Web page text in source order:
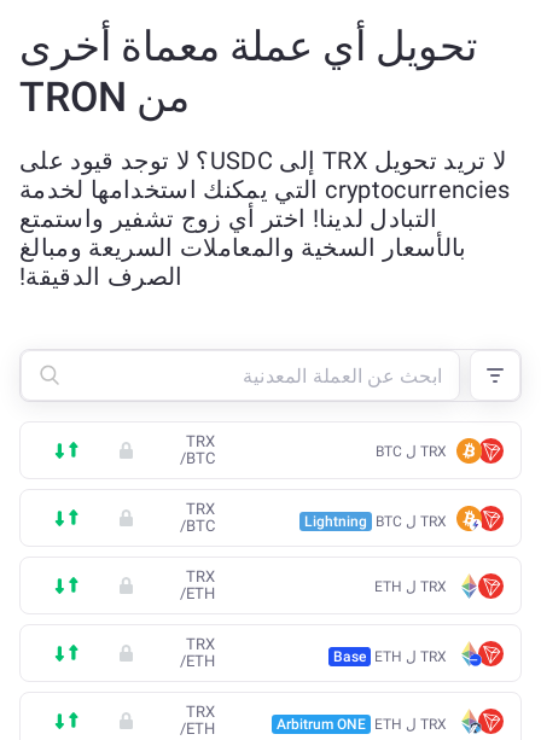
تحويل أي عملة معماة أخرى
من TRON
لا تريد تحويل TRX إلى USDC؟ لا توجد قيود على
cryptocurrencies التي يمكنك استخدامها لخدمة
التبادل لدينا! اختر أي زوج تشفير واستمتع
بالأسعار السخية والمعاملات السريعة ومبالغ
الصرف الدقيقة!
TRX ل BTC
TRX
/BTC
TRX ل BTC Lightning
TRX
/BTC
TRX ل ETH
TRX
/ETH
TRX ل ETH Base
TRX
/ETH
TRX ل ETH Arbitrum ONE
TRX
/ETH